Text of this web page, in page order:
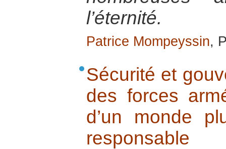
l’éternité.
Patrice Mompeyssin,
Sécurité et
des forces
d’un monde
responsable